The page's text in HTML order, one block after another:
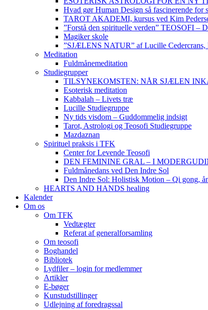
Hvad gør Human Design så fascinerende for
TAROT AKADEMI, kursus ved Kim
”Forstå den spirituelle verden” TEOSOFI
Magiker skole
”SJÆLENS NATUR” af Lucille Cedercrans,
Meditation
Fuldmånemeditation
Studiegrupper
TILSYNEKOMSTEN: NÅR SJÆLEN
Esoterisk meditation
Kabbalah – Livets træ
Lucille Studiegruppe
Ny tids visdom – Guddommelig indsigt
Tarot, Astrologi og Teosofi Studiegruppe
Mazdaznan
Spirituel praksis i TFK
Center for Levende Teosofi
DEN FEMININE GRAL – I
Fuldmånedans ved Den Indre Sol
Den Indre Sol: Holistisk Motion – Qi gong,
HEARTS AND HANDS healing
Kalender
Om os
Om TFK
Vedtægter
Referat af generalforsamling
Om teosofi
Boghandel
Bibliotek
Lydfiler – login for medlemmer
Artikler
E-bøger
Kunstudstillinger
Udlejning af foredragssal